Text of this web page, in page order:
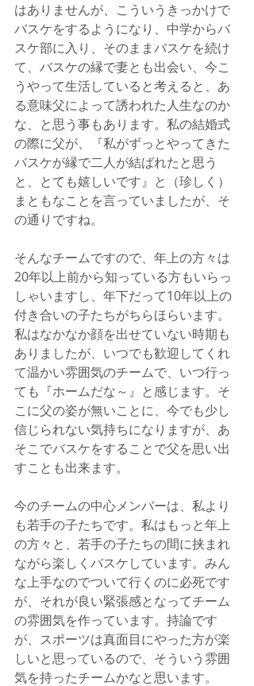
はありませんが、こういうきっかけで
バスケをするようになり、中学からバ
スケ部に入り、そのままバスケを続け
て、バスケの縁で妻とも出会い、今こ
うやって生活していると考えると、あ
る意味父によって誘われた人生なのか
な、と思う事もあります。私の結婚式
の際に父が、『私がずっとやってきた
バスケが縁で二人が結ばれたと思う
と、とても嬉しいです』と（珍しく）
まともなことを言っていましたが、そ
の通りですね。
そんなチームですので、年上の方々は
20年以上前から知っている方もいらっ
しゃいますし、年下だって10年以上の
付き合いの子たちがちらほらいます。
私はなかなか顔を出せていない時期も
ありましたが、いつでも歓迎してくれ
て温かい雰囲気のチームで、いつ行っ
ても『ホームだな～』と感じます。そ
こに父の姿が無いことに、今でも少し
信じられない気持ちになりますが、あ
そこでバスケをすることで父を思い出
すことも出来ます。
今のチームの中心メンバーは、私より
も若手の子たちです。私はもっと年上
の方々と、若手の子たちの間に挟まれ
ながら楽しくバスケしています。みん
な上手なのでついて行くのに必死です
が、それが良い緊張感となってチーム
の雰囲気を作っています。持論です
が、スポーツは真面目にやった方が楽
しいと思っているので、そういう雰囲
気を持ったチームかなと思います。